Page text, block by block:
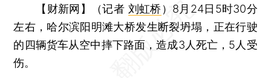
【财新网】（记者 刘虹桥 ） 8月24日5时30分
左右，哈尔滨阳明滩大桥发生断裂坍塌，正在行驶
的四辆货车从空中摔下路面，造成3人死亡，5人受
伤。